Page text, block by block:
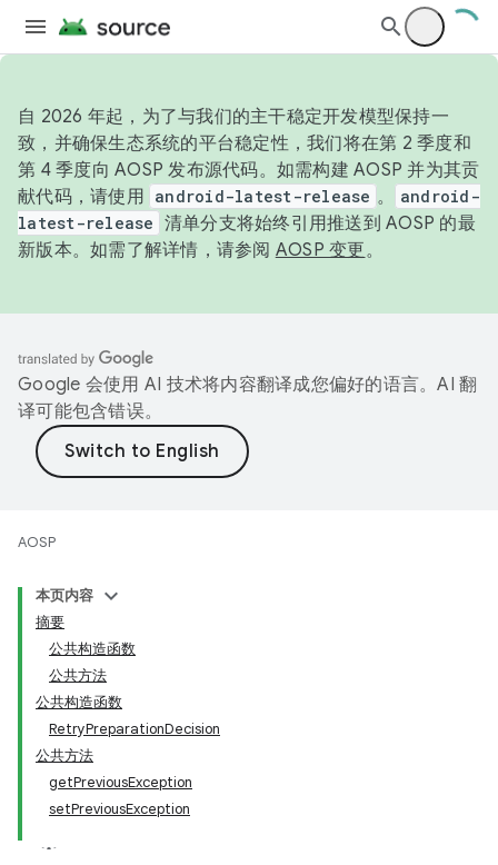
自 2026 年起，为了与我们的主干稳定开发模型保持一
致，并确保生态系统的平台稳定性，我们将在第 2 季度和
第 4 季度向 AOSP 发布源代码。如需构建 AOSP 并为其贡
献代码，请使用 android-latest-release 。
android-
latest-release 清单分支将始终引用推送到 AOSP 的最
新版本。如需了解详情，请参阅 AOSP 变更。
Google 会使用 AI 技术将内容翻译成您偏好的语言。AI 翻
译可能包含错误。
AOSP
本页内容
摘要
公共构造函数
公共方法
公共构造函数
RetryPreparationDecision
公共方法
getPreviousException
setPreviousException